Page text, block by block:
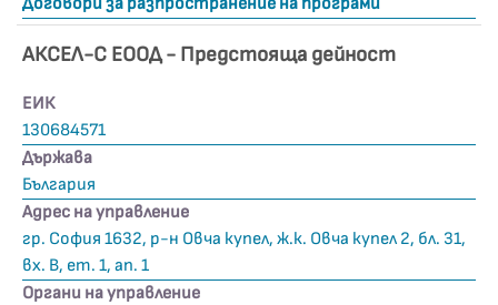
АКСЕЛ-С ЕООД - Предстояща дейност
ЕИК
130684571
Държава
България
Адрес на управление
гр. София 1632, р-н Овча купел, ж.к. Овча купел 2, бл. 31,
вх. В, ет. 1, ап. 1
Органи на управление